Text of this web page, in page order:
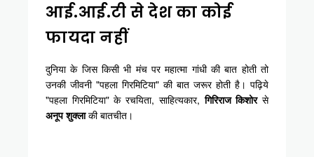
आई.आई.टी से देश का कोई
फायदा नहीं
दुनिया के जिस किसी भी मंच पर महात्मा गांधी की बात होती तो
उनकी जीवनी "पहला गिरमिटिया" की बात जरूर होती है। पढ़िये
"पहला गिरमिटिया" के रचयिता, साहित्यकार,गिरिराज किशोरसे
अनूप शुक्लाकी बातचीत।